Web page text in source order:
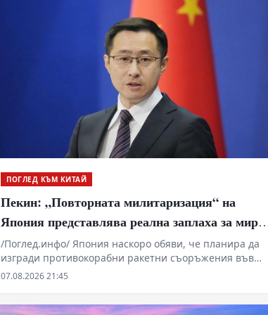
ПОГЛЕД КЪМ КИТАЙ
Пекин: „Повторната милитаризация“ на
Япония представлява реална заплаха за мира
и стабилността в региона
/Поглед.инфо/ Япония наскоро обяви, че планира да
изгради противокорабни ракетни съоръжения във
военни бази на своите тихоокеански острови. В
07.08.2026 21:45